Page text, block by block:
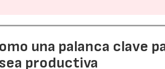
una palanca clave
productiva